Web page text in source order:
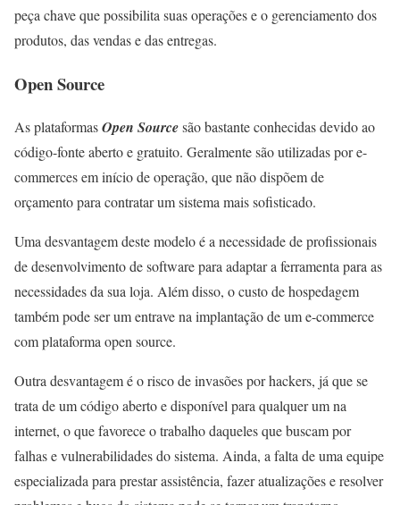
peça chave que possibilita suas operações e o gerenciamento dos
produtos, das vendas e das entregas.
Open Source
As plataformasOpen Sourcesão bastante conhecidas devido ao
código-fonte aberto e gratuito. Geralmente são utilizadas por e-
commerces em início de operação, que não dispõem de
orçamento para contratar um sistema mais sofisticado.
Uma desvantagem deste modelo é a necessidade de profissionais
de desenvolvimento de software para adaptar a ferramenta para as
necessidades da sua loja. Além disso, o custo de hospedagem
também pode ser um entrave na implantação de um e-commerce
com plataforma open source.
Outra desvantagem é o risco de invasões por hackers, já que se
trata de um código aberto e disponível para qualquer um na
internet, o que favorece o trabalho daqueles que buscam por
falhas e vulnerabilidades do sistema. Ainda, a falta de uma equipe
especializada para prestar assistência, fazer atualizações e resolver